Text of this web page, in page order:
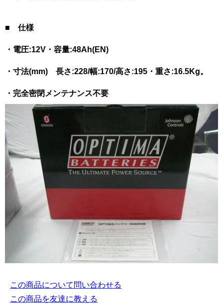
■ 仕様
・電圧:12V・容量:48Ah(EN)
・寸法(mm) 長さ:228/幅:170/高さ:195・重さ:16.5Kg。
・完全密閉メンテナンス不要
この商品について問い合わせる
この商品を友達に教える